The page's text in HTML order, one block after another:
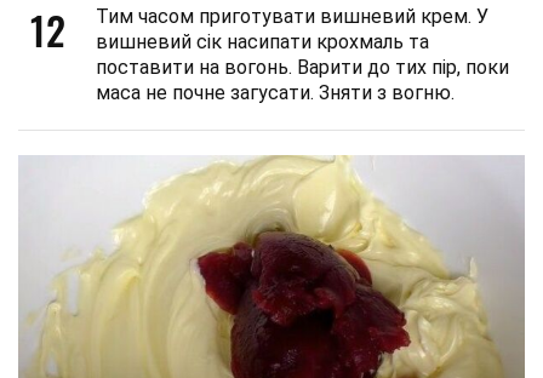
12
Тим часом приготувати вишневий крем. У
вишневий сік насипати крохмаль та
поставити на вогонь. Варити до тих пір, поки
маса не почне загусати. Зняти з вогню.